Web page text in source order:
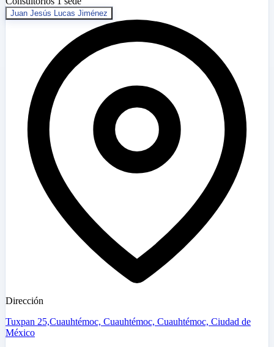
Juan Jesús Lucas Jiménez
Dirección
Tuxpan 25,Cuauhtémoc, Cuauhtémoc, Cuauhtémoc, Ciudad de
México